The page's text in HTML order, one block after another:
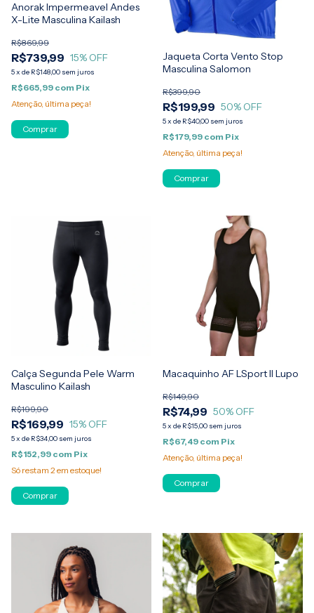
Anorak Impermeavel Andes
X-Lite Masculina Kailash
R$739,99
R$869,99
15% OFF
5x de R$148,00 sem juros
R$665,99 com Pix
Atenção, última peça!
Comprar
Jaqueta Corta Vento Stop
Masculina Salomon
R$199,99
R$399,90
50% OFF
5x de R$40,00 sem juros
R$179,99 com Pix
Atenção, última peça!
Comprar
Calça Segunda Pele Warm
Masculino Kailash
R$169,99
R$199,90
15% OFF
5x de R$34,00 sem juros
R$152,99 com Pix
Só restam 2 em estoque!
Comprar
Macaquinho AF LSport II Lupo
R$74,99
R$149,90
50% OFF
5x de R$15,00 sem juros
R$67,49 com Pix
Atenção, última peça!
Comprar